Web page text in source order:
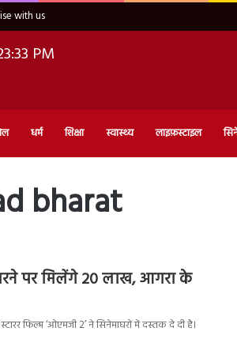
with us
PM
धर्म शिक्षा स्वास्थ्य लाइफ़स्टाइल
bharat
पर मिलेंगे 20 लाख, आगरा के
फिल्म ‘ओएमजी 2’ ने सिनेमाघरों में दस्तक दे दी है।